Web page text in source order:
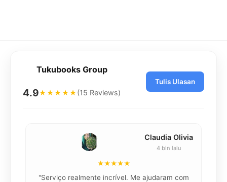
Tukubooks Group
4.9★★★★★(15 Reviews)
Tulis Ulasan
Claudia Olivia
4 bln lalu
★★★★★
"Serviço realmente incrível. Me ajudaram com